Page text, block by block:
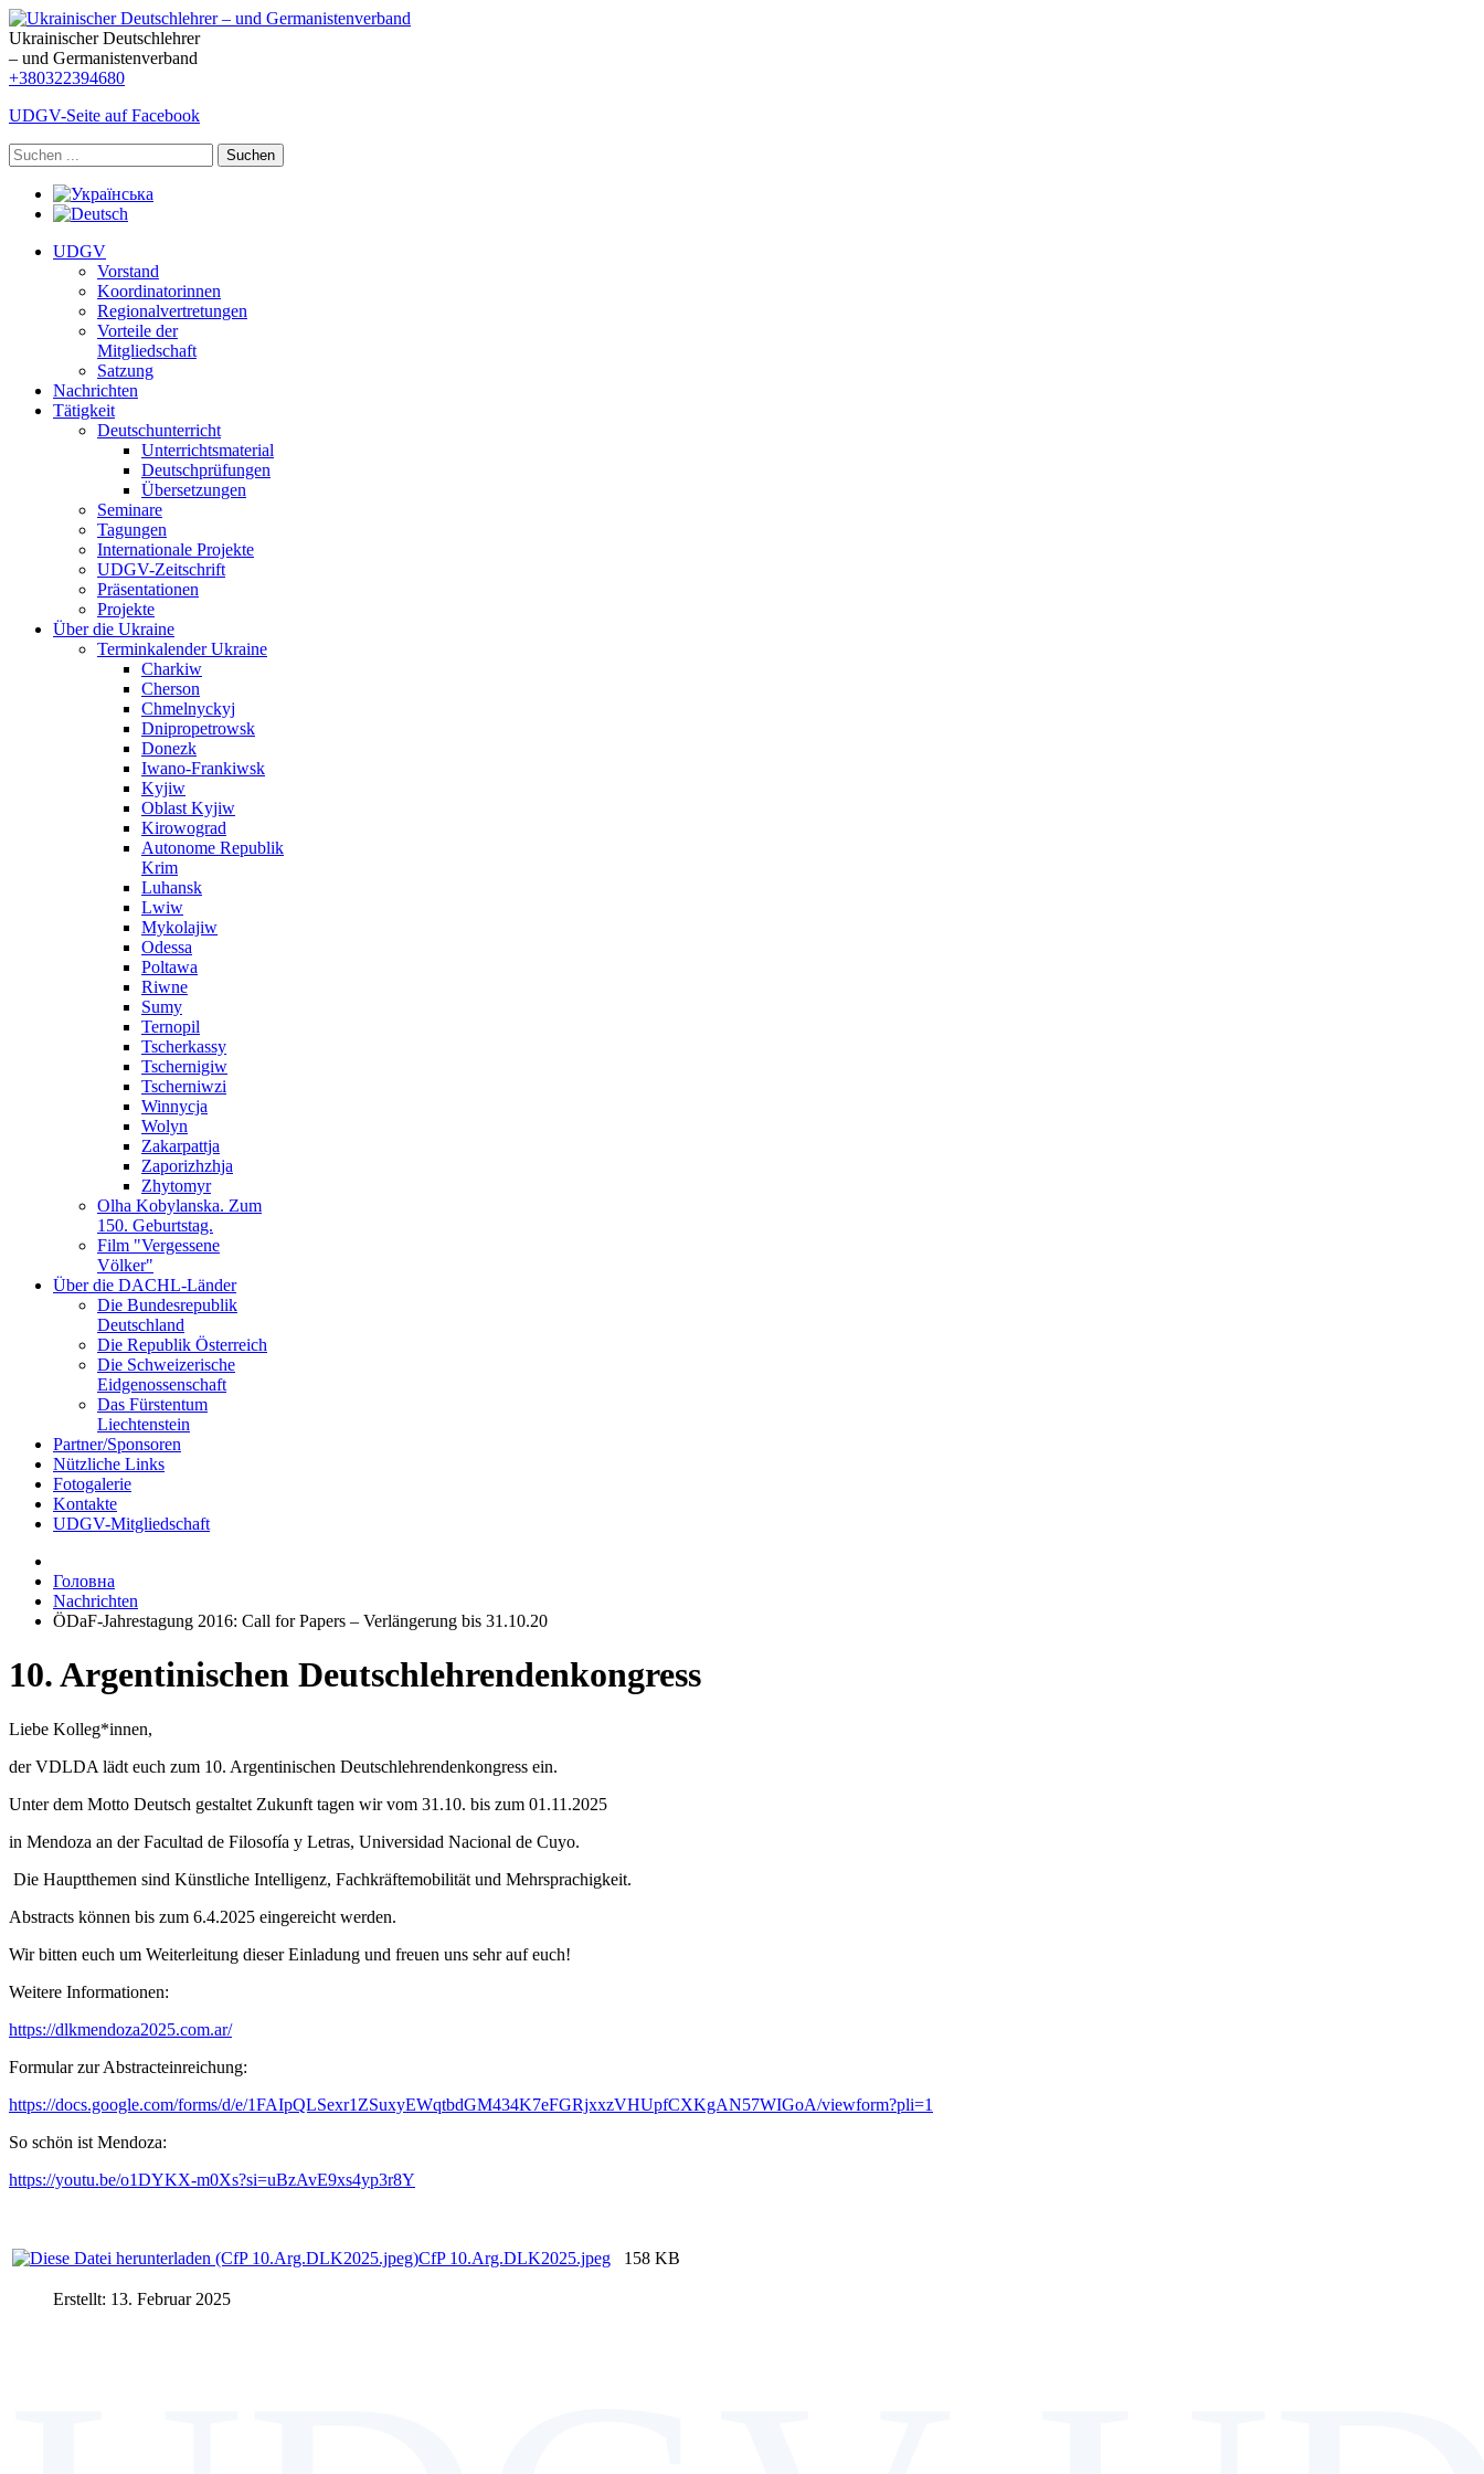
Ukrainischer Deutschlehrer
– und Germanistenverband
+380322394680
UDGV-Seite auf Facebook
Suchen
UDGV
Vorstand
Koordinatorinnen
Regionalvertretungen
Vorteile der
Mitgliedschaft
Satzung
Nachrichten
Tätigkeit
Deutschunterricht
Unterrichtsmaterial
Deutschprüfungen
Übersetzungen
Seminare
Tagungen
Internationale Projekte
UDGV-Zeitschrift
Präsentationen
Projekte
Über die Ukraine
Terminkalender Ukraine
Charkiw
Cherson
Chmelnyckyj
Dnipropetrowsk
Donezk
Iwano-Frankiwsk
Kyjiw
Oblast Kyjiw
Kirowograd
Autonome Republik
Krim
Luhansk
Lwiw
Mykolajiw
Odessa
Poltawa
Riwne
Sumy
Ternopil
Tscherkassy
Tschernigiw
Tscherniwzi
Winnycja
Wolyn
Zakarpattja
Zaporizhzhja
Zhytomyr
Olha Kobylanska. Zum
150. Geburtstag.
Film "Vergessene
Völker"
Über die DACHL-Länder
Die Bundesrepublik
Deutschland
Die Republik Österreich
Die Schweizerische
Eidgenossenschaft
Das Fürstentum
Liechtenstein
Partner/Sponsoren
Nützliche Links
Fotogalerie
Kontakte
UDGV-Mitgliedschaft
Головна
Nachrichten
ÖDaF-Jahrestagung 2016: Call for Papers – Verlängerung bis 31.10.20
10. Argentinischen Deutschlehrendenkongress
Liebe Kolleg*innen,
der VDLDA lädt euch zum 10. Argentinischen Deutschlehrendenkongress ein.
Unter dem Motto Deutsch gestaltet Zukunft tagen wir vom 31.10. bis zum 01.11.2025
in Mendoza an der Facultad de Filosofía y Letras, Universidad Nacional de Cuyo.
Die Hauptthemen sind Künstliche Intelligenz, Fachkräftemobilität und Mehrsprachigkeit.
Abstracts können bis zum 6.4.2025 eingereicht werden.
Wir bitten euch um Weiterleitung dieser Einladung und freuen uns sehr auf euch!
Weitere Informationen:
https://dlkmendoza2025.com.ar/
Formular zur Abstracteinreichung:
https://docs.google.com/forms/d/e/1FAIpQLSexr1ZSuxyEWqtbdGM434K7eFGRjxxzVHUpfCXKgAN57WIGoA/viewform?pli=1
So schön ist Mendoza:
https://youtu.be/o1DYKX-m0Xs?si=uBzAvE9xs4yp3r8Y
CfP 10.Arg.DLK2025.jpeg 158 KB
Erstellt: 13. Februar 2025